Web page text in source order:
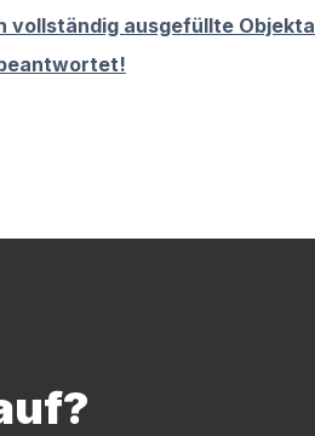
vollständig ausgefüllte